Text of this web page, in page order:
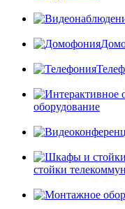
оборудование
стойки